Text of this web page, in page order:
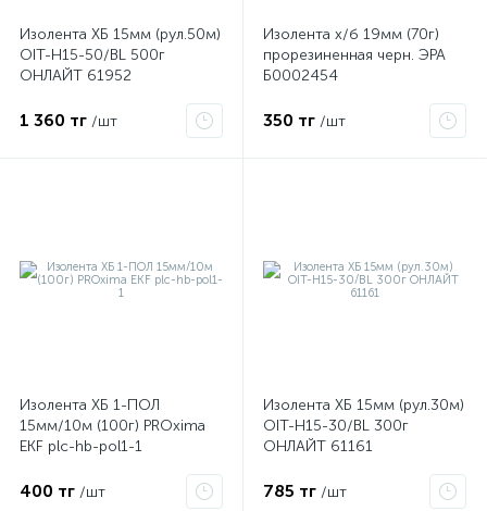
Изолента ХБ 15мм (рул.50м)
OIT-H15-50/BL 500г
ОНЛАЙТ 61952
1 360 тг /шт
Изолента х/б 19мм (70г)
прорезиненная черн. ЭРА
Б0002454
350 тг /шт
Изолента ХБ 1-ПОЛ
15мм/10м (100г) PROxima
EKF plc-hb-pol1-1
400 тг /шт
Изолента ХБ 15мм (рул.30м)
OIT-H15-30/BL 300г
ОНЛАЙТ 61161
785 тг /шт